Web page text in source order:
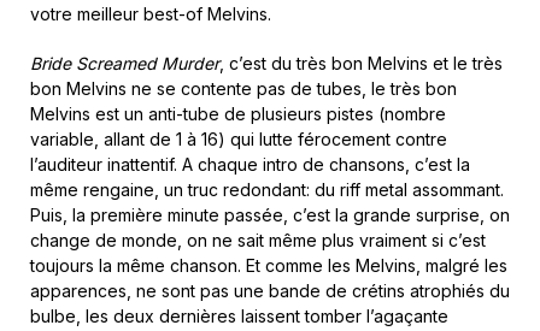
votre meilleur best-of Melvins.
Bride Screamed Murder, c’est du très bon Melvins et le très
bon Melvins ne se contente pas de tubes, le très bon
Melvins est un anti-tube de plusieurs pistes (nombre
variable, allant de 1 à 16) qui lutte férocement contre
l’auditeur inattentif. A chaque intro de chansons, c’est la
même rengaine, un truc redondant: du riff metal assommant.
Puis, la première minute passée, c’est la grande surprise, on
change de monde, on ne sait même plus vraiment si c’est
toujours la même chanson. Et comme les Melvins, malgré les
apparences, ne sont pas une bande de crétins atrophiés du
bulbe, les deux dernières laissent tomber l’agaçante